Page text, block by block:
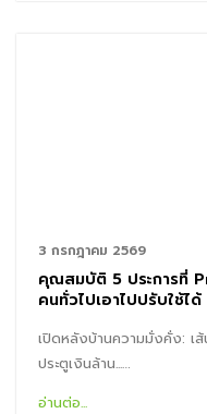
3 กรกฎาคม 2569
คุณสมบัติ 5 ประการที่
คนทั่วไปเอาไปปรับใช้ได้
เปิดหลังบ้านความมั่งคั่ง: เ
ประตูเงินล้าน...…
อ่านต่อ...